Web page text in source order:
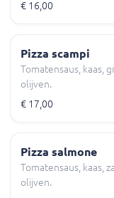
€ 16,00
Pizza scampi
Tomatensaus, kaas,
olijven.
€ 17,00
Pizza salmone
Tomatensaus, kaas,
olijven.